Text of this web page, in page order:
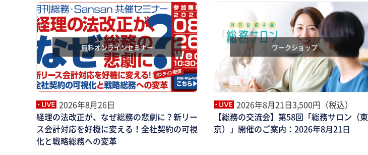
無料オンラインセミナー
2026年8月26日
経理の法改正が、なぜ総務の悲劇に？新リー
ス会計対応を好機に変える！全社契約の可視
化と戦略総務への変革
ワークショップ
2026年8月21日3,500円（税込）
【総務の交流会】第58回「総務サロン（東
京）」開催のご案内：2026年8月21日